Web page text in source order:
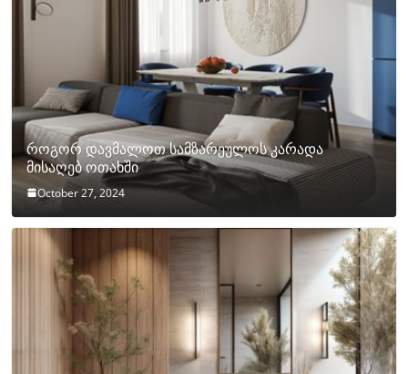
როგორ დავმალოთ სამზარეულოს კარადა
მისაღებ ოთახში
October 27, 2024